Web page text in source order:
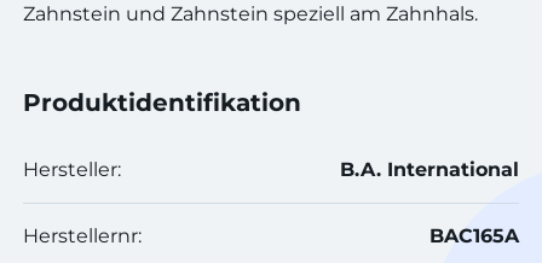
Zahnstein und Zahnstein speziell am Zahnhals.
Produktidentifikation
Hersteller: B.A. International
Herstellernr: BAC165A